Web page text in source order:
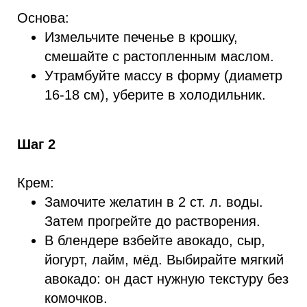
Основа:
Измельчите печенье в крошку,
смешайте с растопленным маслом.
Утрамбуйте массу в форму (диаметр
16-18 см), уберите в холодильник.
Шаг 2
Крем:
Замочите желатин в 2 ст. л. воды.
Затем прогрейте до растворения.
В блендере взбейте авокадо, сыр,
йогурт, лайм, мёд. Выбирайте мягкий
авокадо: он даст нужную текстуру без
комочков.